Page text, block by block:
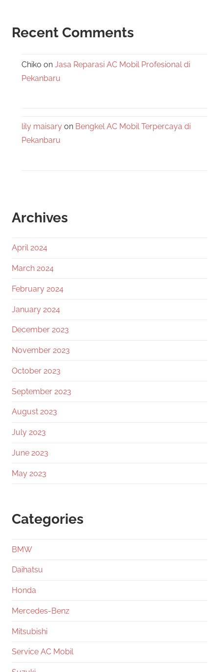
Recent Comments
Chiko on Jasa Reparasi AC Mobil Profesional di
Pekanbaru
lily maisary on Bengkel AC Mobil Terpercaya di
Pekanbaru
Archives
April 2024
March 2024
February 2024
January 2024
December 2023
November 2023
October 2023
September 2023
August 2023
July 2023
June 2023
May 2023
Categories
BMW
Daihatsu
Honda
Mercedes-Benz
Mitsubishi
Service AC Mobil